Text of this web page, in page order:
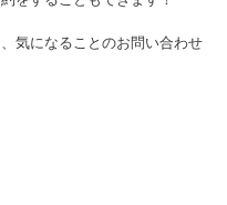
気になることのお問い合わせ